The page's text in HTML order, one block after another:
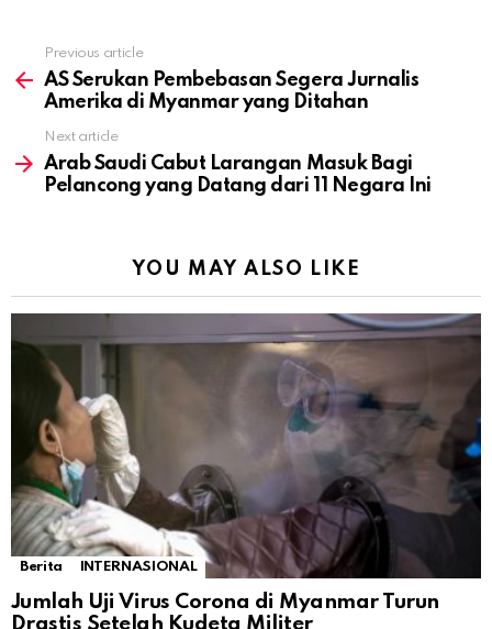
more
Previous article
AS Serukan Pembebasan Segera Jurnalis
Amerika di Myanmar yang Ditahan
Next article
Arab Saudi Cabut Larangan Masuk Bagi
Pelancong yang Datang dari 11 Negara Ini
YOU MAY ALSO LIKE
Berita INTERNASIONAL
Jumlah Uji Virus Corona di Myanmar Turun
Drastis Setelah Kudeta Militer